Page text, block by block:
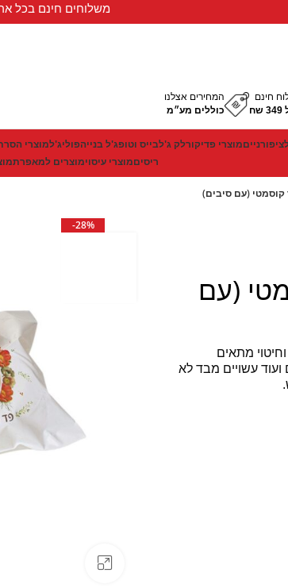
חינם
המחירים אצלנו
כוללים מע״מ
מוצרי פדיקורלק ג'לבייס וטופג'ל בנייהפוליג'למוצרי
ריסיםמוצרי עיסוימוצרים למאפרת
(עם
מתאים
ועוד עשויים מבד לא
-28%
משלוחים חינם בכל ארץ